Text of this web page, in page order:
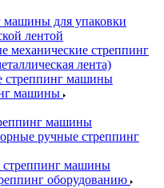
машины для упаковки
лентой
механические стреппинг
лента)
стреппинг машины
машины
машины
ручные стреппинг
стреппинг машины
оборудованию